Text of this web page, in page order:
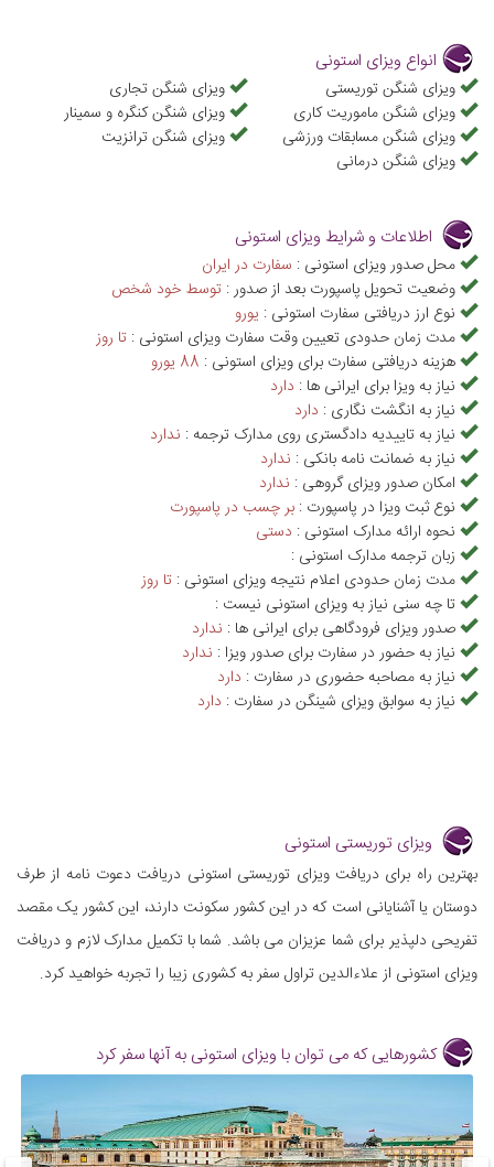
انواع ویزای استونی
ویزای شنگن توریستی
ویزای شنگن تجاری
ویزای شنگن ماموریت کاری
ویزای شنگن کنگره و سمینار
ویزای شنگن مسابقات ورزشی
ویزای شنگن ترانزیت
ویزای شنگن درمانی
اطلاعات و شرایط ویزای استونی
محل صدور ویزای استونی : سفارت در ایران
وضعیت تحویل پاسپورت بعد از صدور : توسط خود شخص
نوع ارز دریافتی سفارت استونی : يورو
مدت زمان حدودی تعیین وقت سفارت ویزای استونی : تا روز
هزینه دریافتی سفارت برای ویزای استونی : 88 يورو
نیاز به ویزا برای ایرانی ها : دارد
نیاز به انگشت نگاری : دارد
نیاز به تاییدیه دادگستری روی مدارک ترجمه : ندارد
نیاز به ضمانت نامه بانکی : ندارد
امکان صدور ویزای گروهی : ندارد
نوع ثبت ویزا در پاسپورت : بر چسب در پاسپورت
نحوه ارائه مدارک استونی : دستی
زبان ترجمه مدارک استونی :
مدت زمان حدودی اعلام نتیجه ویزای استونی : تا روز
تا چه سنی نیاز به ویزای استونی نیست :
صدور ویزای فرودگاهی برای ایرانی ها : ندارد
نیاز به حضور در سفارت برای صدور ویزا : ندارد
نیاز به مصاحبه حضوری در سفارت : دارد
نیاز به سوابق ویزای شینگن در سفارت : دارد
ویزای توریستی استونی
بهترین راه برای دریافت ویزای توریستی استونی دریافت دعوت نامه از طرف
دوستان یا آشنایانی است که در این کشور سکونت دارند، این کشور یک مقصد
تفریحی دلپذیر برای شما عزیزان می باشد. شما با تکمیل مدارک لازم و دریافت
ویزای استونی از علاءالدین تراول سفر به کشوری زیبا را تجربه خواهید کرد.
کشورهایی که می توان با ویزای استونی به آنها سفر کرد